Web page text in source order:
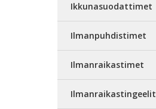
Ikkunasuodattimet
Ilmanpuhdistimet
Ilmanraikastimet
Ilmanraikastingeelit